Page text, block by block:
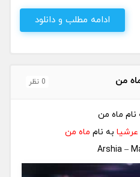
ادامه مطلب و دانلود
من 0 نظر
نام ماه من
عرشیا به نام ماه من
Arshia –